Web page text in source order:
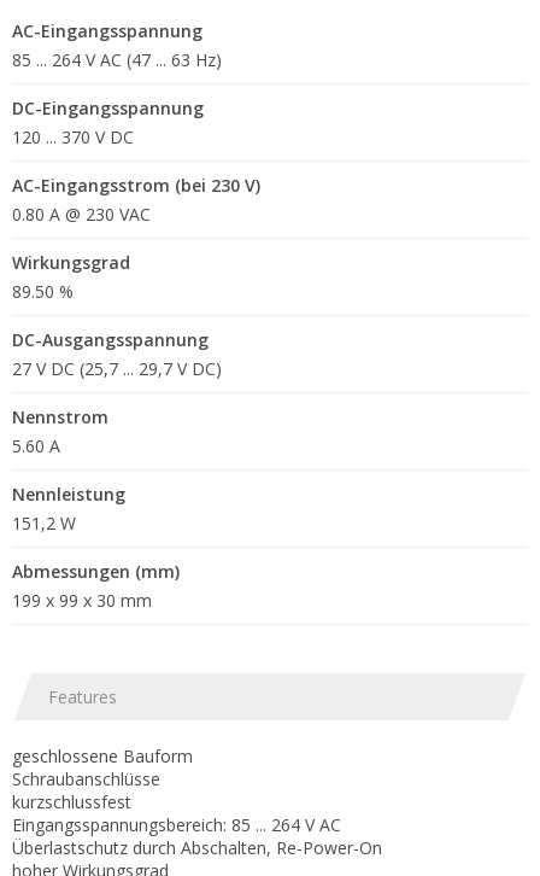
AC-Eingangsspannung
85 ... 264 V AC (47 ... 63 Hz)
DC-Eingangsspannung
120 ... 370 V DC
AC-Eingangsstrom (bei 230 V)
0.80 A @ 230 VAC
Wirkungsgrad
89.50 %
DC-Ausgangsspannung
27 V DC (25,7 ... 29,7 V DC)
Nennstrom
5.60 A
Nennleistung
151,2 W
Abmessungen (mm)
199 x 99 x 30 mm
Features
geschlossene Bauform
Schraubanschlüsse
kurzschlussfest
Eingangsspannungsbereich: 85 ... 264 V AC
Überlastschutz durch Abschalten, Re-Power-On
hoher Wirkungsgrad